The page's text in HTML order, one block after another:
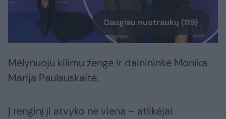
Daugiau nuotraukų (119)
Mėlynuoju kilimu žengė ir dainininkė Monika
Marija Paulauskaitė.
Į renginį ji atvyko ne viena – atlikėjai